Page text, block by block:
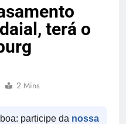
terá o
2 Mins
participe da nossa